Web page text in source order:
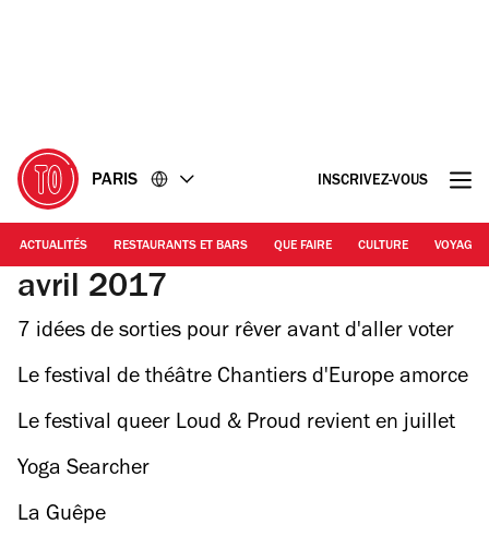
PARIS INSCRIVEZ-VOUS
ACTUALITÉS RESTAURANTS ET BARS QUE FAIRE CULTURE VOYAGE
avril 2017
7 idées de sorties pour rêver avant d'aller voter
Le festival de théâtre Chantiers d'Europe amorce
la révolution !
Le festival queer Loud & Proud revient en juillet
pour une deuxième édition !
Yoga Searcher
La Guêpe